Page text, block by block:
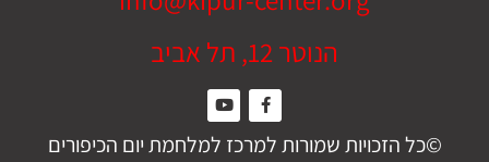
הנוטר 12, תל אביב
©כל הזכויות שמורות למרכז למלחמת יום הכיפורים